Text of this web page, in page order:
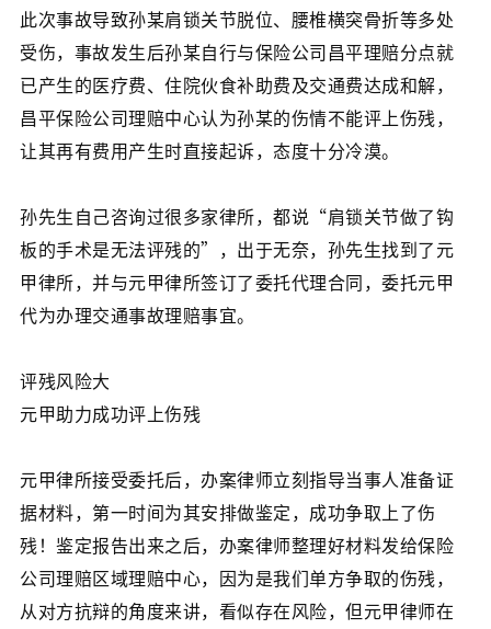
此次事故导致孙某肩锁关节脱位、腰椎横突骨折等多处
受伤，事故发生后孙某自行与保险公司昌平理赔分点就
已产生的医疗费、住院伙食补助费及交通费达成和解，
昌平保险公司理赔中心认为孙某的伤情不能评上伤残，
让其再有费用产生时直接起诉，态度十分冷漠。
孙先生自己咨询过很多家律所，都说“肩锁关节做了钩
板的手术是无法评残的”，出于无奈，孙先生找到了元
甲律所，并与元甲律所签订了委托代理合同，委托元甲
代为办理交通事故理赔事宜。
评残风险大
元甲助力成功评上伤残
元甲律所接受委托后，办案律师立刻指导当事人准备证
据材料，第一时间为其安排做鉴定，成功争取上了伤
残！鉴定报告出来之后，办案律师整理好材料发给保险
公司理赔区域理赔中心，因为是我们单方争取的伤残，
从对方抗辩的角度来讲，看似存在风险，但元甲律师在